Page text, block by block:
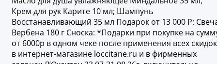
Крем для рук Карите 10 мл; Шампунь
Восстанавливающий 35 мл Подарок от 13 000 Р:
Вербена 180 г Сноска: *Подарки при покупке на
от 6000р в одном чеке после применения всех скидок
в интернет-магазине loccitane.ru и в фирменных